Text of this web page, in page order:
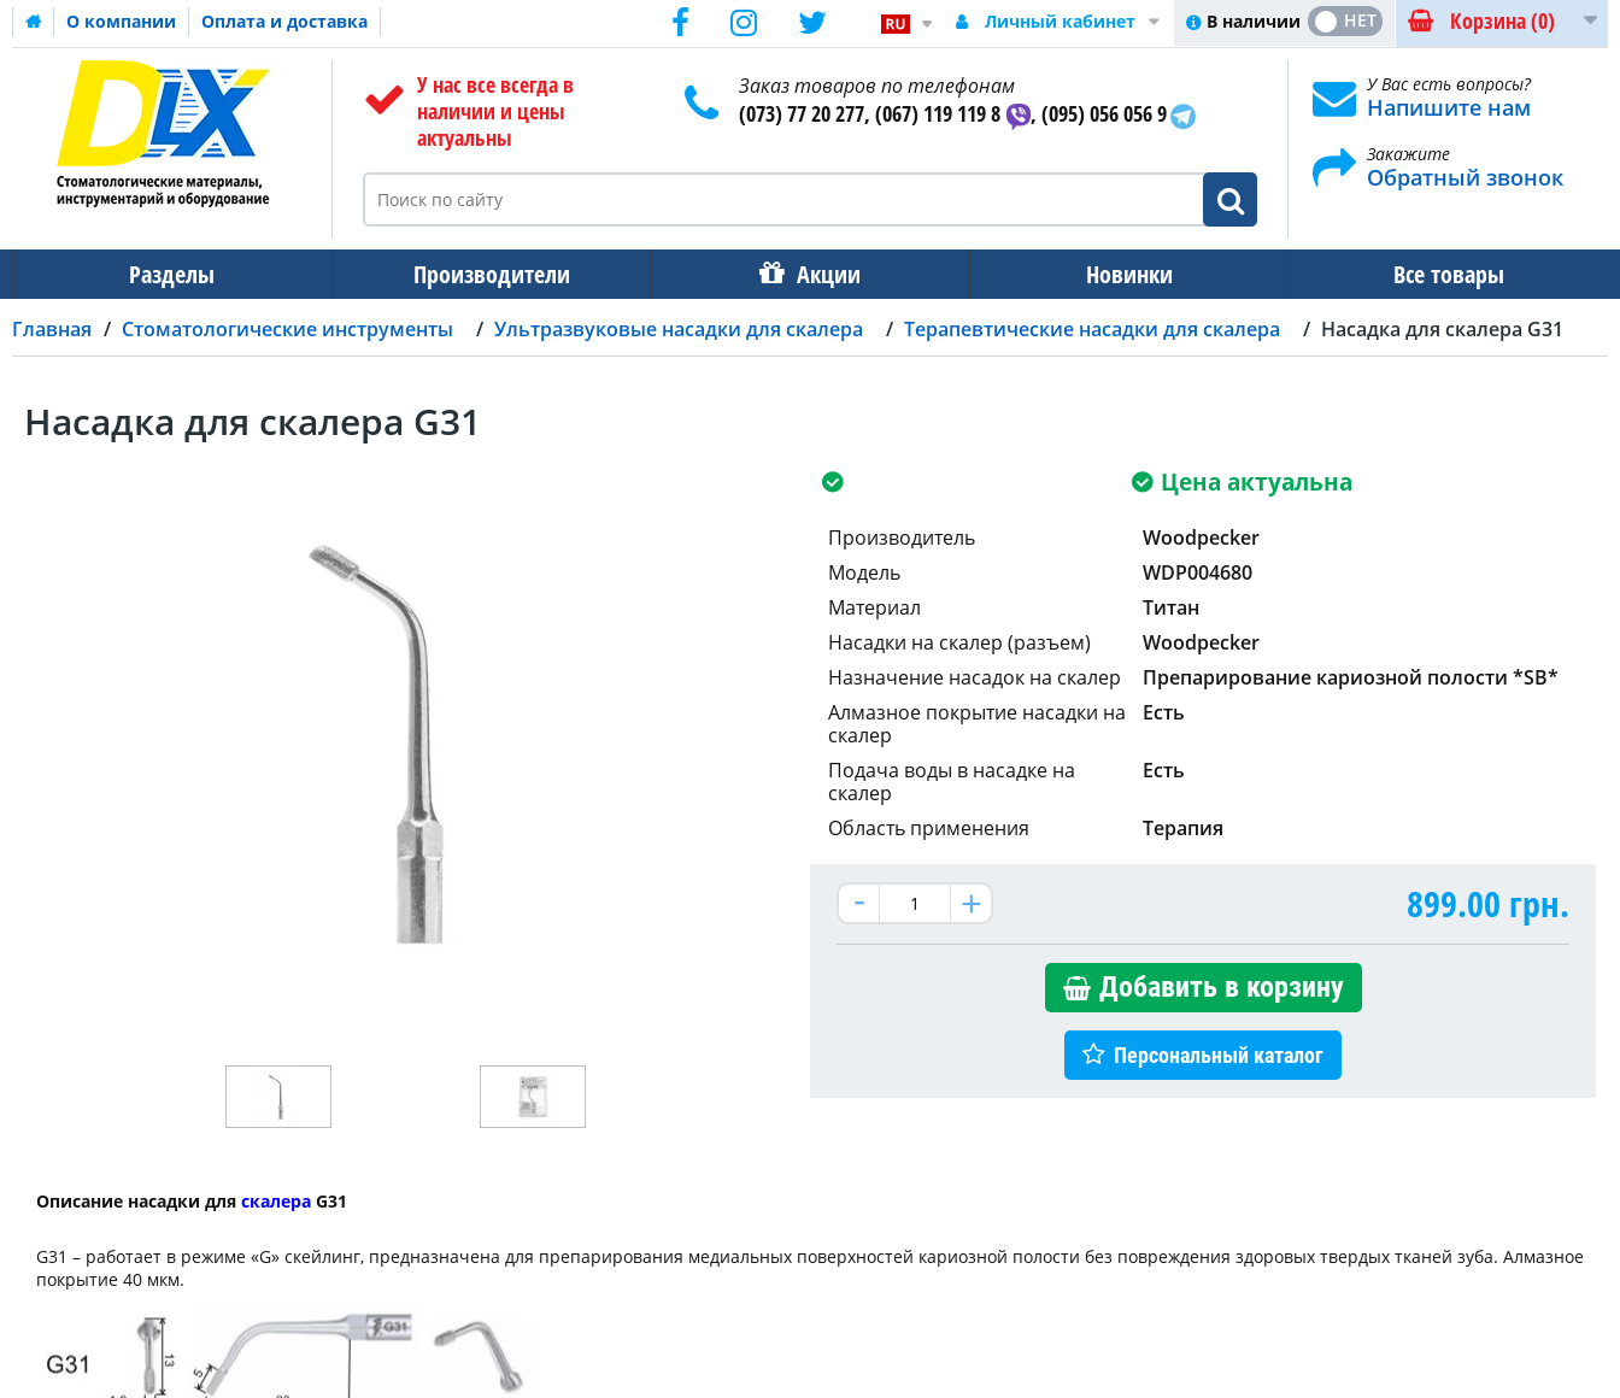
О компании Оплата и доставка Корзина(0)
В наличии
ДА НЕТ
Личный кабинет
У нас все всегда в
наличии и цены
актуальны
Заказ товаров по телефонам
(073) 77 20 277, (067) 119 119 8 , (095) 056 056 9
У Вас есть вопросы?
Напишите нам
Закажите
Обратный звонок
Разделы Производители Акции Новинки Все товары
Главная Стоматологические инструменты Ультразвуковые насадки для скалера Терапевтические насадки для скалера Насадка для скалера G31
Насадка для скалера G31
Цена актуальна
Производитель
Woodpecker
Модель
WDP004680
Материал
Титан
Насадки на скалер (разъем)
Woodpecker
Назначение насадок на скалер
Препарирование кариозной полости *SB*
Алмазное покрытие насадки на
скалер
Есть
Подача воды в насадке на
скалер
Есть
Область применения Терапия
899.00 грн.
Добавить в корзину
Персональный каталог
Описание насадки для скалера G31
G31 – работает в режиме «G» скейлинг, предназначена для препарирования медиальных поверхностей кариозной полости без повреждения здоровых твердых тканей зуба. Алмазное
покрытие 40 мкм.